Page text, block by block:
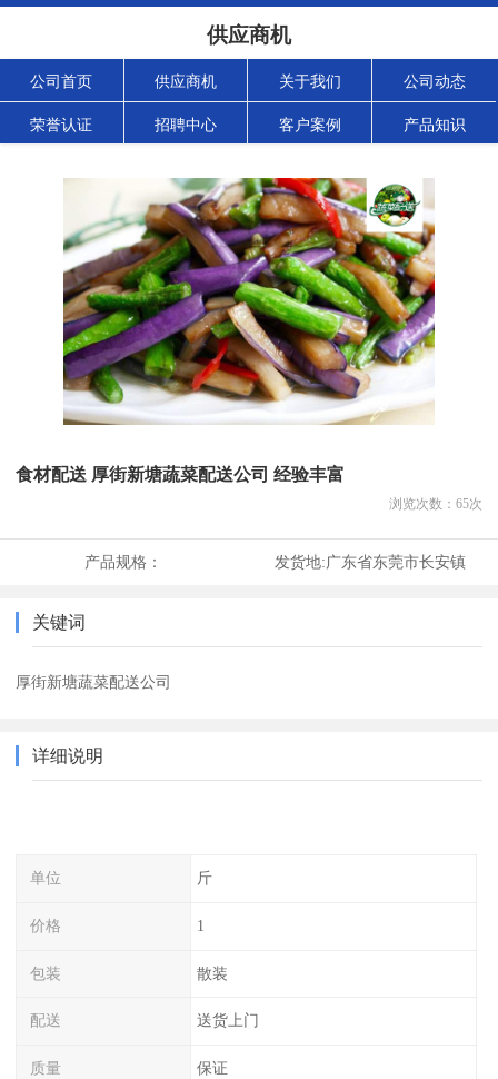
供应商机
公司首页 供应商机 关于我们 公司动态
荣誉认证 招聘中心 客户案例 产品知识
食材配送 厚街新塘蔬菜配送公司 经验丰富
浏览次数： 65次
产品规格： 发货地:广东省东莞市长安镇
关键词
厚街新塘蔬菜配送公司
详细说明
单位 斤
价格 1
包装 散装
配送 送货上门
质量 保证